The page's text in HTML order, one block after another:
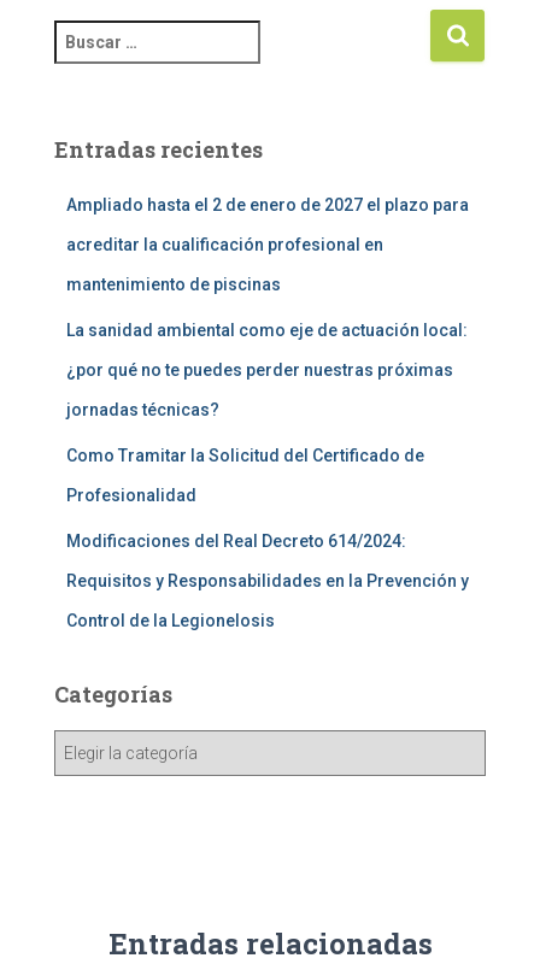
Entradas recientes
Ampliado hasta el 2 de enero de 2027 el plazo para
acreditar la cualificación profesional en
mantenimiento de piscinas
La sanidad ambiental como eje de actuación local:
¿por qué no te puedes perder nuestras próximas
jornadas técnicas?
Como Tramitar la Solicitud del Certificado de
Profesionalidad
Modificaciones del Real Decreto 614/2024:
Requisitos y Responsabilidades en la Prevención y
Control de la Legionelosis
Categorías
Entradas relacionadas